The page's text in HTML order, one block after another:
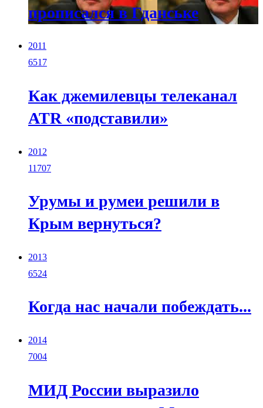
прописался в Гданське
2011
6517
Как джемилевцы телеканал
ATR «подставили»
2012
11707
Урумы и румеи решили в
Крым вернуться?
2013
6524
Когда нас начали побеждать...
2014
7004
МИД России выразило